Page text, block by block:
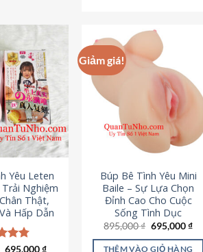
Yêu Leten
Trải Nghiệm
Thật,
Hấp Dẫn
xếp
Giá
695,000₫Giá
Giảm giá!
Búp Bê Tình Yêu Mini
Baile – Sự Lựa Chọn
Đỉnh Cao Cho Cuộc
Sống Tình Dục
895,000₫ Giá
là:
695,000₫Giá
tại
THÊM VÀO GIỎ HÀNG